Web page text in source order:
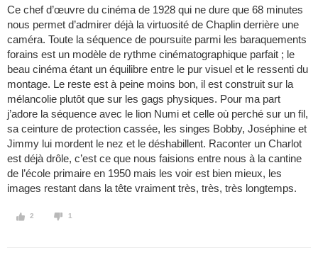
Ce chef d’œuvre du cinéma de 1928 qui ne dure que 68 minutes
nous permet d’admirer déjà la virtuosité de Chaplin derrière une
caméra. Toute la séquence de poursuite parmi les baraquements
forains est un modèle de rythme cinématographique parfait ; le
beau cinéma étant un équilibre entre le pur visuel et le ressenti du
montage. Le reste est à peine moins bon, il est construit sur la
mélancolie plutôt que sur les gags physiques. Pour ma part
j’adore la séquence avec le lion Numi et celle où perché sur un fil,
sa ceinture de protection cassée, les singes Bobby, Joséphine et
Jimmy lui mordent le nez et le déshabillent. Raconter un Charlot
est déjà drôle, c’est ce que nous faisions entre nous à la cantine
de l’école primaire en 1950 mais les voir est bien mieux, les
images restant dans la tête vraiment très, très, très longtemps.
2 1